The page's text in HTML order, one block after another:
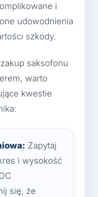
i
udowodnienia
szkody.
saksofonu
warto
kwestie
Zapytaj
i wysokość
się, że